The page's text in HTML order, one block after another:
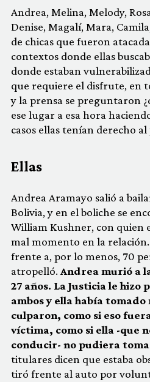
Andrea, Melina, Melody,
Denise, Magalí, Mara,
de chicas que fueron
contextos donde ellas
donde estaban
que requiere el disfrute, en
y la prensa se preguntaron
ese lugar a esa hora
casos ellas tenían derecho al
Ellas
Andrea Aramayo salió a
Bolivia, y en el boliche se
William Kushner, con quien
mal momento en la relación.
frente a, por lo menos, 70
atropelló. Andrea murió a
27 años. La Justicia le hizo
ambos y ella había tomado
culparon, como si eso
víctima, como si ella -que
conducir- no pudiera
titulares dicen que estaba
tiró frente al auto por